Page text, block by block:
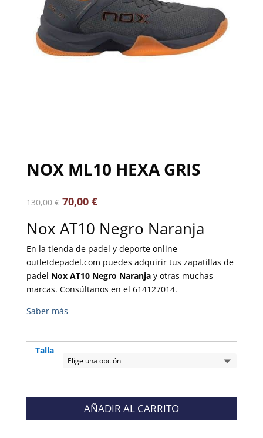
NOX ML10 HEXA GRIS
130,00€ 70,00 €
Nox AT10 Negro Naranja
En la tienda de padel y deporte online
outletdepadel.com puedes adquirir tus zapatillas de
padel Nox AT10 Negro Naranjay otras muchas
marcas. Consúltanos en el 614127014.
Talla
AÑADIR AL CARRITO